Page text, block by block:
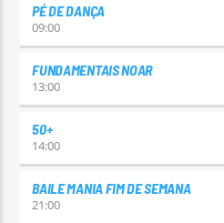
PÉ DE DANÇA
09:00
FUNDAMENTAIS NOAR
13:00
50+
14:00
BAILE MANIA FIM DE SEMANA
21:00